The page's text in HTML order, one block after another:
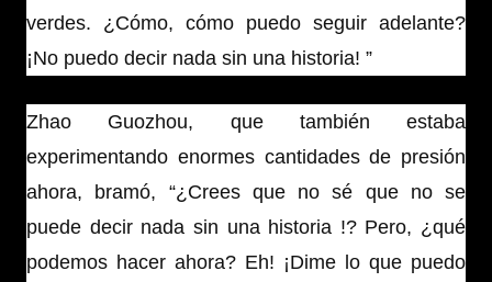
verdes. ¿Cómo, cómo puedo seguir adelante?
¡No puedo decir nada sin una historia! ”
Zhao Guozhou, que también estaba
experimentando enormes cantidades de presión
ahora, bramó, “¿Crees que no sé que no se
puede decir nada sin una historia !? Pero, ¿qué
podemos hacer ahora? Eh! ¡Dime lo que puedo